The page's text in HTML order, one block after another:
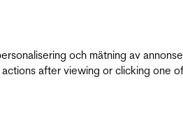
och mätning av
after viewing or clicking one